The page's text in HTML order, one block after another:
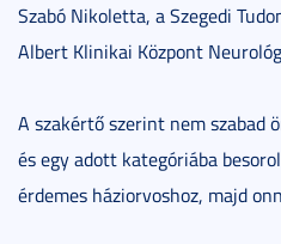
Szabó Nikoletta, a Szegedi
Albert Klinikai Központ
A szakértő szerint nem szabad
és egy adott kategóriába
érdemes háziorvoshoz, majd